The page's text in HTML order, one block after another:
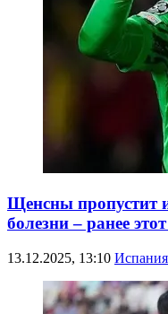
Щенсны пропустит
болезни – ранее
13.12.2025, 13:10 Испания